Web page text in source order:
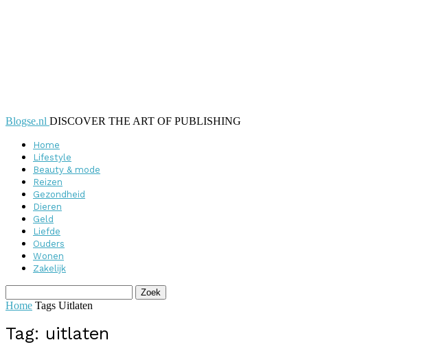
Blogse.nl DISCOVER THE ART OF PUBLISHING
Home
Lifestyle
Beauty & mode
Reizen
Gezondheid
Dieren
Geld
Liefde
Ouders
Wonen
Zakelijk
Home Tags Uitlaten
Tag: uitlaten